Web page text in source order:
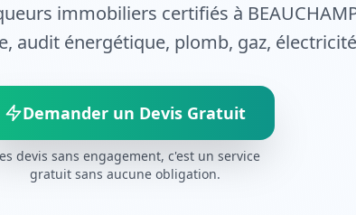
immobiliers certifiés à
audit énergétique, plomb, gaz,
Demander un Devis Gratuit
devis sans engagement, c'est un service
gratuit sans aucune obligation.